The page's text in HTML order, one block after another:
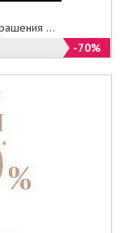
...
-70%